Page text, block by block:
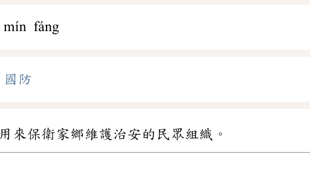
mín fáng
國防
用來保衛家鄉維護治安的民眾組織。